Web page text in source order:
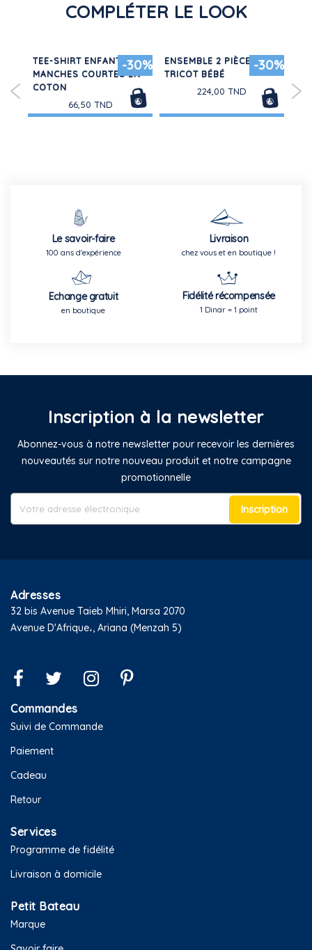
COMPLÉTER LE LOOK
-30%
TEE-SHIRT ENFANT
MANCHES COURTES EN
COTON
66,50 TND
-30%
ENSEMBLE 2 PIÈCES EN
TRICOT BÉBÉ
224,00 TND
Le savoir-faire
100 ans d'expérience
Livraison
chez vous et en boutique !
Echange gratuit
en boutique
Fidélité récompensée
1 Dinar = 1 point
Inscription à la newsletter
Abonnez-vous à notre newsletter pour recevoir les dernières
nouveautés sur notre nouveau produit et notre campagne
promotionnelle
Inscription
Adresses
32 bis Avenue Taieb Mhiri, Marsa 2070
Avenue D'Afrique،, Ariana (Menzah 5)
Commandes
Suivi de Commande
Paiement
Cadeau
Retour
Services
Programme de fidélité
Livraison à domicile
Petit Bateau
Marque